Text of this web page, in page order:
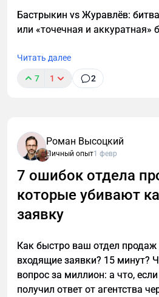
Бастрыкин vs Журавлёв:
или «точечная и аккуратная»
Читать далее
7 1 2
Роман Высоцкий
Личный опыт1 февр
7 ошибок отдела
которые убивают
заявку
Как быстро ваш отдел продаж
входящие заявки? 15 минут?
вопрос за миллион: а что,
получил ответ от агентства